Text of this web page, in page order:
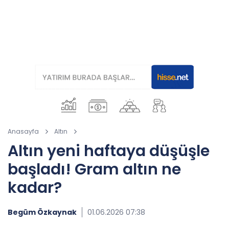
Anasayfa Altın
Altın yeni haftaya düşüşle
başladı! Gram altın ne
kadar?
Begüm Özkaynak 01.06.2026 07:38